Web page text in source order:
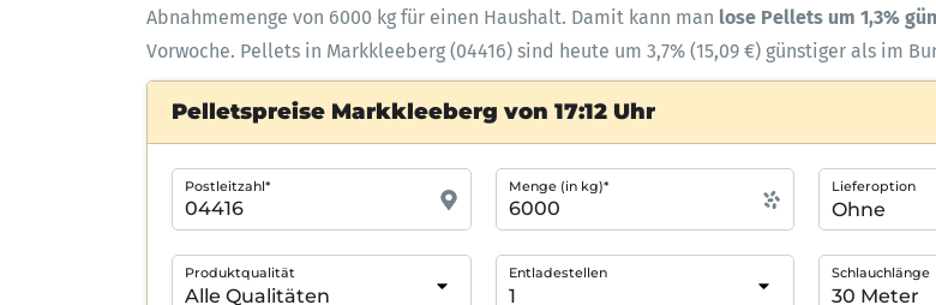
Abnahmemenge von 6000 kg für einen Haushalt. Damit kann man lose Pellets um 1,3%
Vorwoche. Pellets in Markkleeberg (04416) sind heute um 3,7% (15,09 €) günstiger als im
Pelletspreise Markkleeberg von 17:12 Uhr
Postleitzahl* Menge (in kg)* Lieferoption
Produktqualität Entladestellen Schlauchlänge